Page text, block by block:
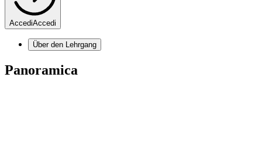
AccediAccedi
Über den Lehrgang
Panoramica